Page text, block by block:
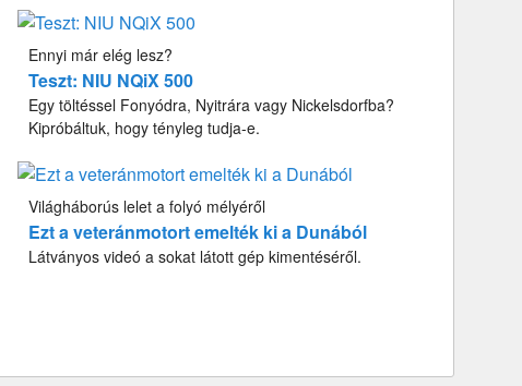
Ennyi már elég lesz?
Teszt: NIU NQiX 500
Egy töltéssel Fonyódra, Nyitrára vagy Nickelsdorfba?
Kipróbáltuk, hogy tényleg tudja-e.
Világháborús lelet a folyó mélyéről
Ezt a veteránmotort emelték ki a Dunából
Látványos videó a sokat látott gép kimentéséről.